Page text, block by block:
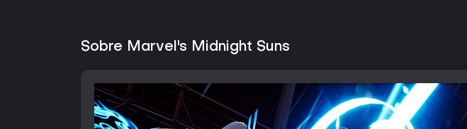
Sobre Marvel's Midnight Suns